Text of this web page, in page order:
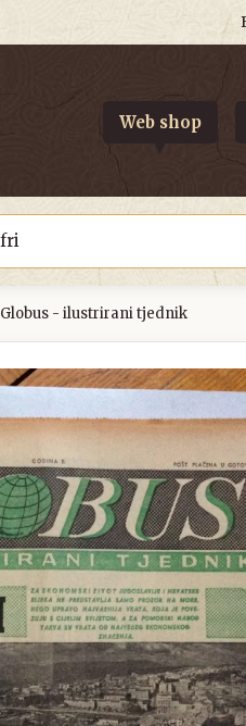
Web shop
Globus - ilustrirani tjednik